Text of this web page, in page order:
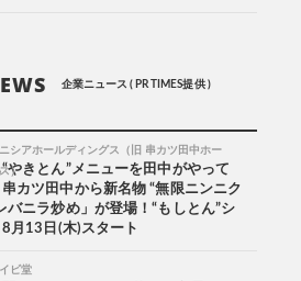
企業ニュース ( PR TIMES提供 )
シアホールディングス（旧 串カツ田中ホー
）
やきとん”メニューを田中がやって
カツ田中から新名物 “無限ニンニク
バニラ炒め」が登場！“もしとん”シ
8月13日(木)スタート
ビ堂